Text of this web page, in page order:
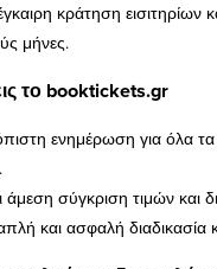
κράτηση εισιτηρίων
μήνες.
το booktickets.gr
ενημέρωση για όλα
άμεση σύγκριση τιμών και
και ασφαλή διαδικασία